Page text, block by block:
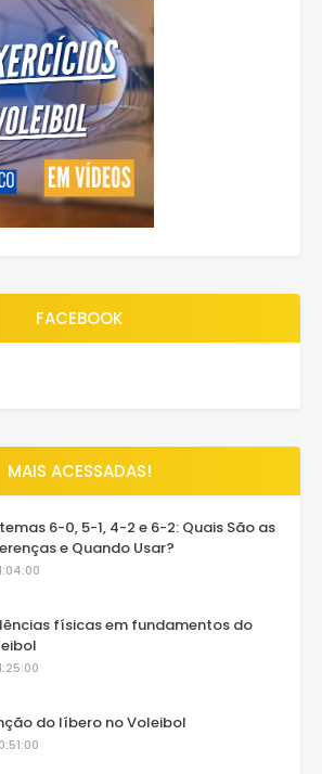
FACEBOOK
MAIS ACESSADAS!
6-0, 5-1, 4-2 e 6-2: Quais São as
e Quando Usar?
físicas em fundamentos do
do líbero no Voleibol